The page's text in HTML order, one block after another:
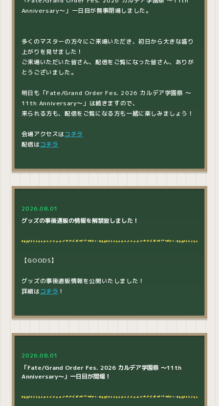
Anniversary～」一日目が無事閉場しました。
多くのマスターの方々にご来場いただき、初日から大きな盛り
上がりを見せました！
ご来場いただいた皆さん、配信をご覧になった皆さん、ありが
とうございました。
明日も「Fate/Grand Order Fes. 2026 カルデア学園祭 ～
11th Anniversary～」は続きますので、
来られる方も、配信をご覧になる方も一緒に楽しみましょう！
会場アクセスはコチラ
配信はコチラ
2026.08.01
グッズの事後通販の情報を解禁致しました！
【GOODS】
グッズの事後通販情報を公開いたしました！
詳細はコチラ ！
2026.08.01
「Fate/Grand Order Fes. 2026 カルデア学園祭 ～11th
Anniversary～」一日目が開場！